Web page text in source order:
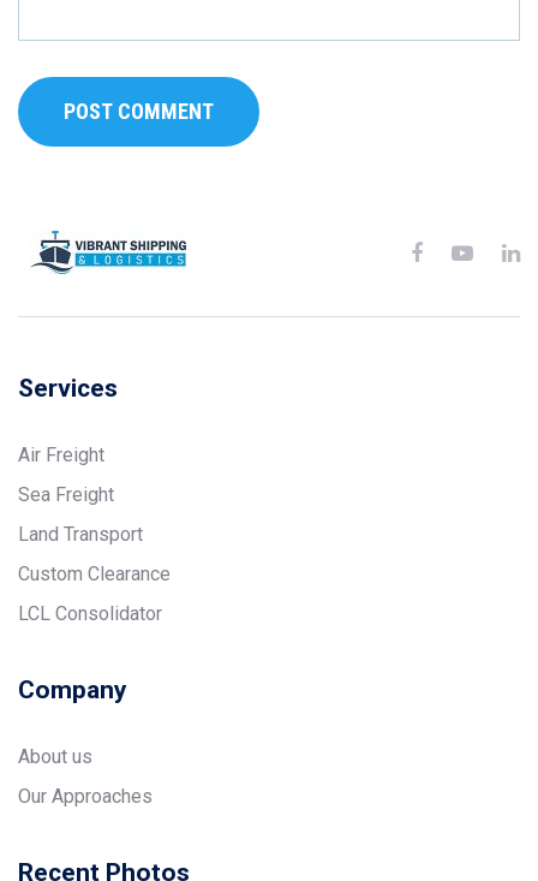
Services
Air Freight
Sea Freight
Land Transport
Custom Clearance
LCL Consolidator
Company
About us
Our Approaches
Recent Photos